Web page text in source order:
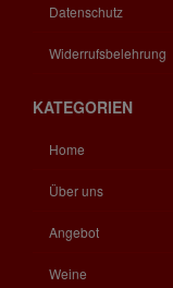
Datenschutz
Widerrufsbelehrung
KATEGORIEN
Home
Über uns
Angebot
Weine